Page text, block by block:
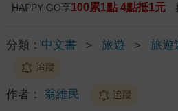
HAPPY GO享100累1點 4點抵1元
分類： 中文書 ＞ 旅遊 ＞ 旅遊
追蹤
作者： 翁維民 追蹤